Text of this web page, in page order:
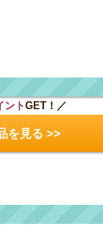
ントGET！／
を見る >>